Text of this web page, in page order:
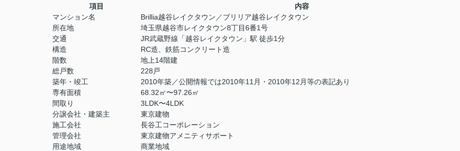
項目
内容
マンション名
Brillia越谷レイクタウン／ブリリア越谷レイクタウン
所在地
埼玉県越谷市レイクタウン8丁目6番1号
交通
JR武蔵野線「越谷レイクタウン」駅 徒歩1分
構造
RC造、鉄筋コンクリート造
階数
地上14階建
総戸数
228戸
築年・竣工
2010年築／公開情報では2010年11月・2010年12月等の表記あり
専有面積
68.32㎡〜97.26㎡
間取り
3LDK〜4LDK
分譲会社・建築主
東京建物
施工会社
長谷工コーポレーション
管理会社
東京建物アメニティサポート
用途地域
商業地域